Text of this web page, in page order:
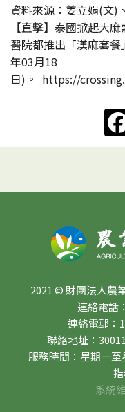
資料來源：姜立娟(文)
【直擊】泰國掀起大
醫院都推出「漢麻套
年03月18
日)。 https://
2021 © 財團法人農
連絡電話
連絡電郵：
聯絡地址：
服務時間：星期一至
系統